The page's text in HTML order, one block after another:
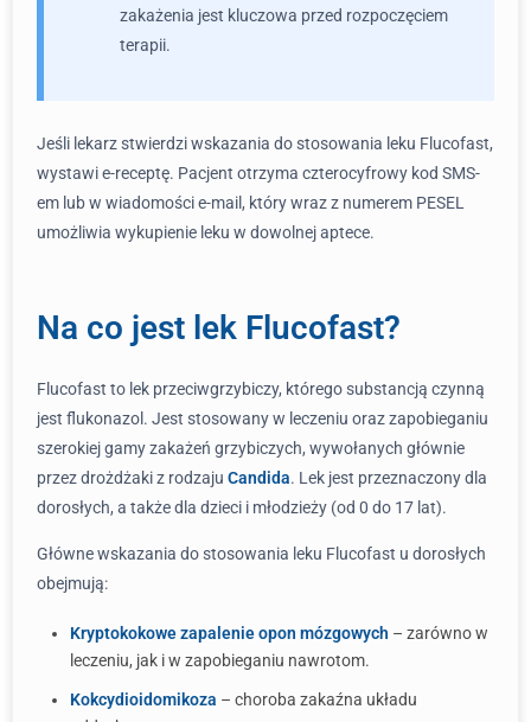
zakażenia jest kluczowa przed rozpoczęciem
terapii.
Jeśli lekarz stwierdzi wskazania do stosowania leku Flucofast,
wystawi e-receptę. Pacjent otrzyma czterocyfrowy kod SMS-
em lub w wiadomości e-mail, który wraz z numerem PESEL
umożliwia wykupienie leku w dowolnej aptece.
Na co jest lek Flucofast?
Flucofast to lek przeciwgrzybiczy, którego substancją czynną
jest flukonazol. Jest stosowany w leczeniu oraz zapobieganiu
szerokiej gamy zakażeń grzybiczych, wywołanych głównie
przez drożdżaki z rodzaju Candida. Lek jest przeznaczony dla
dorosłych, a także dla dzieci i młodzieży (od 0 do 17 lat).
Główne wskazania do stosowania leku Flucofast u dorosłych
obejmują:
Kryptokokowe zapalenie opon mózgowych – zarówno w
leczeniu, jak i w zapobieganiu nawrotom.
Kokcydioidomikoza – choroba zakaźna układu